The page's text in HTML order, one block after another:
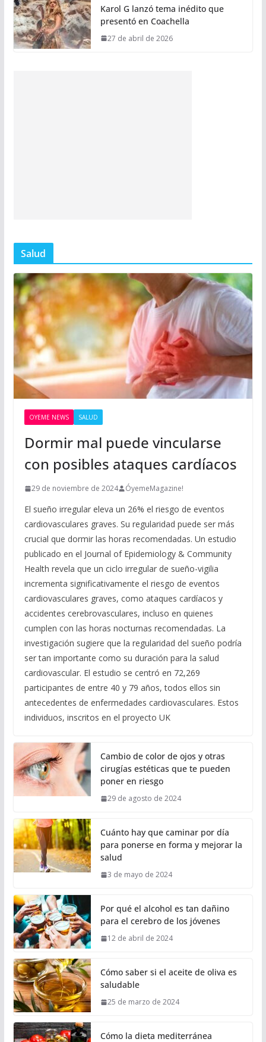
Karol G lanzó tema inédito que
presentó en Coachella
27 de abril de 2026
Salud
OYEME NEWS SALUD
Dormir mal puede vincularse
con posibles ataques cardíacos
29 de noviembre de 2024 ÓyemeMagazine!
El sueño irregular eleva un 26% el riesgo de eventos
cardiovasculares graves. Su regularidad puede ser más
crucial que dormir las horas recomendadas. Un estudio
publicado en el Journal of Epidemiology & Community
Health revela que un ciclo irregular de sueño-vigilia
incrementa significativamente el riesgo de eventos
cardiovasculares graves, como ataques cardíacos y
accidentes cerebrovasculares, incluso en quienes
cumplen con las horas nocturnas recomendadas. La
investigación sugiere que la regularidad del sueño podría
ser tan importante como su duración para la salud
cardiovascular. El estudio se centró en 72,269
participantes de entre 40 y 79 años, todos ellos sin
antecedentes de enfermedades cardiovasculares. Estos
individuos, inscritos en el proyecto UK
Cambio de color de ojos y otras
cirugías estéticas que te pueden
poner en riesgo
29 de agosto de 2024
Cuánto hay que caminar por día
para ponerse en forma y mejorar la
salud
3 de mayo de 2024
Por qué el alcohol es tan dañino
para el cerebro de los jóvenes
12 de abril de 2024
Cómo saber si el aceite de oliva es
saludable
25 de marzo de 2024
Cómo la dieta mediterránea